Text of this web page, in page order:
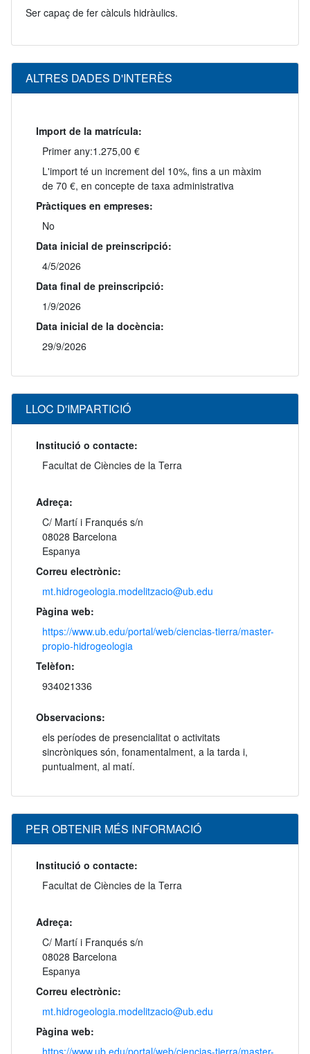
Ser capaç de fer càlculs hidràulics.
ALTRES DADES D'INTERÈS
Import de la matrícula:
Primer any:1.275,00 €
L'import té un increment del 10%, fins a un màxim
de 70 €, en concepte de taxa administrativa
Pràctiques en empreses:
No
Data inicial de preinscripció:
4/5/2026
Data final de preinscripció:
1/9/2026
Data inicial de la docència:
29/9/2026
LLOC D'IMPARTICIÓ
Institució o contacte:
Facultat de Ciències de la Terra
Adreça:
C/ Martí i Franqués s/n
08028 Barcelona
Espanya
Correu electrònic:
mt.hidrogeologia.modelitzacio@ub.edu
Pàgina web:
https://www.ub.edu/portal/web/ciencias-tierra/master-
propio-hidrogeologia
Telèfon:
934021336
Observacions:
els períodes de presencialitat o activitats
sincròniques són, fonamentalment, a la tarda i,
puntualment, al matí.
PER OBTENIR MÉS INFORMACIÓ
Institució o contacte:
Facultat de Ciències de la Terra
Adreça:
C/ Martí i Franqués s/n
08028 Barcelona
Espanya
Correu electrònic:
mt.hidrogeologia.modelitzacio@ub.edu
Pàgina web: